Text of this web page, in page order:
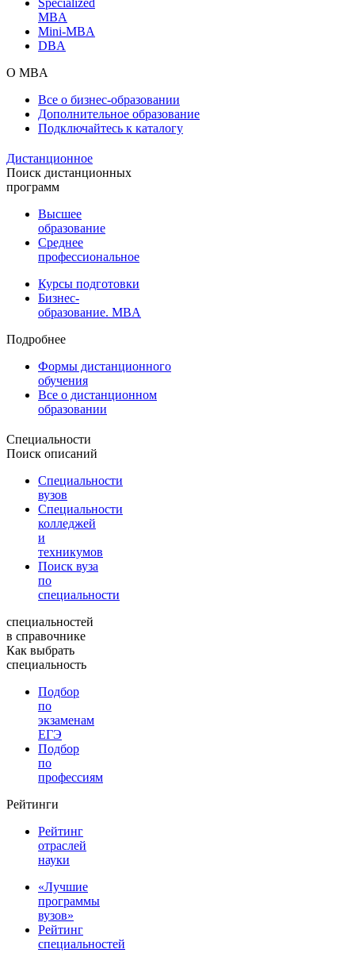
MBA
Mini-MBA
DBA
О MBA
Все о бизнес-образовании
Дополнительное образование
Подключайтесь к каталогу
Дистанционное
Поиск дистанционных
программ
Высшее
образование
Среднее
профессиональное
Курсы подготовки
Бизнес-
образование. MBA
Подробнее
Формы дистанционного
обучения
Все о дистанционном
образовании
Специальности
Поиск описаний
Специальности
вузов
Специальности
колледжей
и
техникумов
Поиск вуза
по
специальности
специальностей
в справочнике
Как выбрать
специальность
Подбор
по
экзаменам
ЕГЭ
Подбор
по
профессиям
Рейтинги
Рейтинг
отраслей
науки
«Лучшие
программы
вузов»
Рейтинг
специальностей